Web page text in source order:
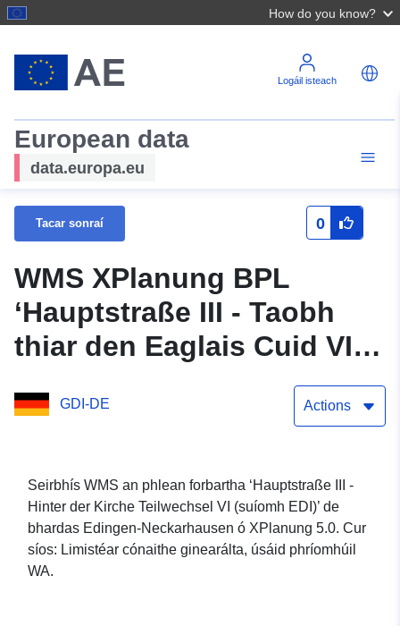
How do you know?
Logáil isteach
European data
data.europa.eu
Tacar sonraí 0
WMS XPlanung BPL
‘Hauptstraße III - Taobh
thiar den Eaglais Cuid VI
GDI-DE Actions
Seirbhís WMS an phlean forbartha ‘Hauptstraße III -
Hinter der Kirche Teilwechsel VI (suíomh EDI)’ de
bhardas Edingen-Neckarhausen ó XPlanung 5.0. Cur
síos: Limistéar cónaithe ginearálta, úsáid phríomhúil
WA.